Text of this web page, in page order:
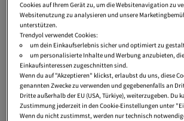
Kickers Nike
New Balance
s.Oliver
The North Face
Wellensteyn
Calvin Klein
UGG
Hollister
Dr Martens
Ralph Lauren
Cookies auf Ihrem Gerät zu, um die Websitenavigation zu
Websitenutzung zu analysieren und unsere
unterstützen.
Trendyol verwendet Cookies:
um dein Einkaufserlebnis sicher und optimiert zu
um personalisierte Inhalte und Werbung anzubieten,
Einkaufsinteressen zugeschnitten sind.
Wenn du auf "Akzeptieren" klickst, erlaubst du uns, diese
genannten Zwecke zu verwenden und gegebenenfalls an
Dritte außerhalb der EU (USA, Türkiye), weiterzugeben. Du
Zustimmung jederzeit in den Cookie-Einstellungen unter
Wenn du nicht zustimmst, werden nur technisch